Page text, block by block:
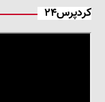
کردپرس۲۴